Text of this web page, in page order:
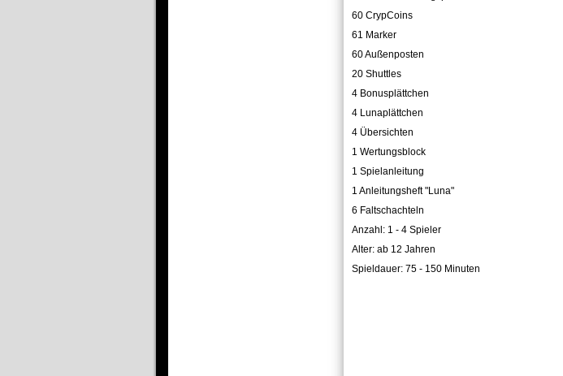
60 CrypCoins
61 Marker
60 Außenposten
20 Shuttles
4 Bonusplättchen
4 Lunaplättchen
4 Übersichten
1 Wertungsblock
1 Spielanleitung
1 Anleitungsheft "Luna"
6 Faltschachteln
Anzahl: 1 - 4 Spieler
Alter: ab 12 Jahren
Spieldauer: 75 - 150 Minuten